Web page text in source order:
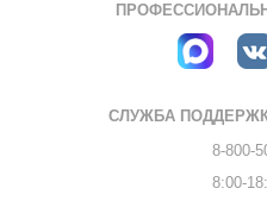
СЛУЖБА
8-800-
8:00-